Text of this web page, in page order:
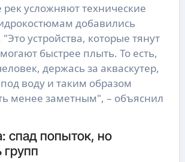
усложняют технические
добавились
устройства, которые тянут
быстрее плыть. То есть,
держась за акваскутер,
воду и таким образом
менее заметным", – объяснил
спад попыток, но
групп